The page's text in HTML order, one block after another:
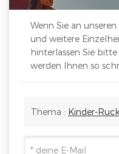
Wenn Sie an
und weitere
hinterlassen Sie
werden Ihnen so
Thema : Kinder-